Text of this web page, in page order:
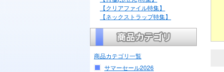
【クリアファイル特集】
【ネックストラップ特集】
商品カテゴリ一覧
サマーセール2026